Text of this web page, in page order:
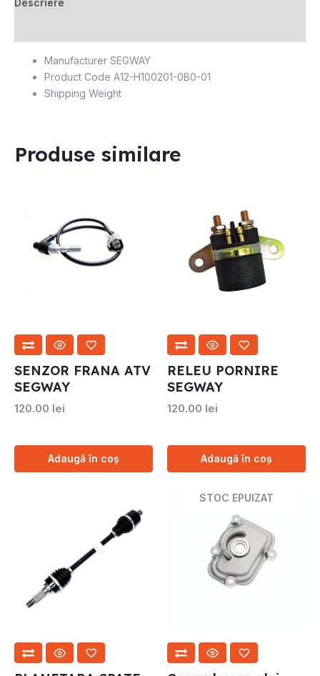
Descriere
Manufacturer SEGWAY
Product Code A12-H100201-0B0-01
Shipping Weight
Produse similare
SENZOR FRANA ATV
SEGWAY
120.00 lei
Adaugă în coș
RELEU PORNIRE
SEGWAY
120.00 lei
Adaugă în coș
STOC EPUIZAT